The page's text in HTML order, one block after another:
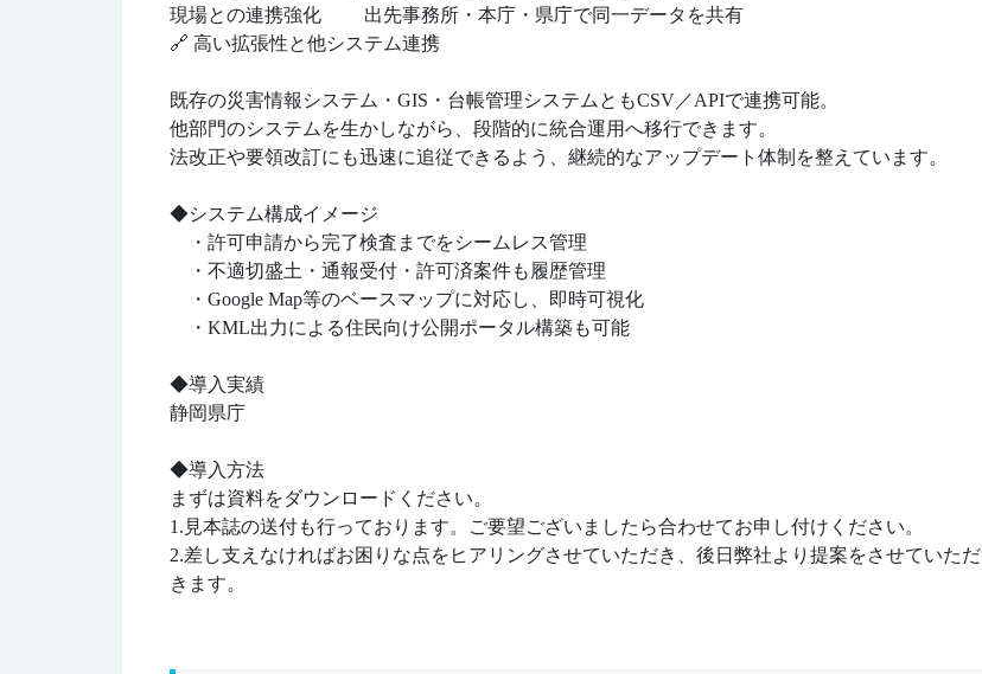
現場との連携強化 出先事務所・本庁・県庁で同一データを共有
🔗 高い拡張性と他システム連携
既存の災害情報システム・GIS・台帳管理システムともCSV／APIで連携可能。
他部門のシステムを生かしながら、段階的に統合運用へ移行できます。
法改正や要領改訂にも迅速に追従できるよう、継続的なアップデート体制を整えています。
◆システム構成イメージ
・許可申請から完了検査までをシームレス管理
・不適切盛土・通報受付・許可済案件も履歴管理
・Google Map等のベースマップに対応し、即時可視化
・KML出力による住民向け公開ポータル構築も可能
◆導入実績
静岡県庁
◆導入方法
まずは資料をダウンロードください。
1.見本誌の送付も行っております。ご要望ございましたら合わせてお申し付けください。
2.差し支えなければお困りな点をヒアリングさせていただき、後日弊社より提案をさせていただ
きます。